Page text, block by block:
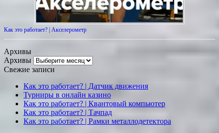
Как это работает? | Акселерометр
Архивы
Архивы
Свежие записи
Как это работает? | Датчик движения
Турниры в онлайн казино
Как это работает? | Квантовый компьютер
Как это работает? | Тачпад
Как это работает? | Рамки металлодетектора